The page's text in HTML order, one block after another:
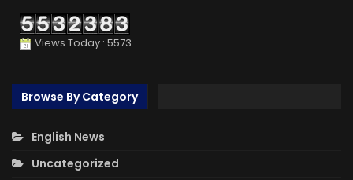
Views Today : 5573
Browse By Category
English News
Uncategorized